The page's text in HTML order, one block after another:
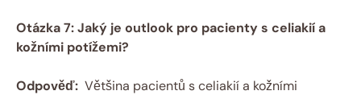
Otázka 7: Jaký je outlook pro‍ pacienty s celiakií a
‌kožními potížemi?
Odpověď: ‍ Většina ​pacientů s celiakií a kožními